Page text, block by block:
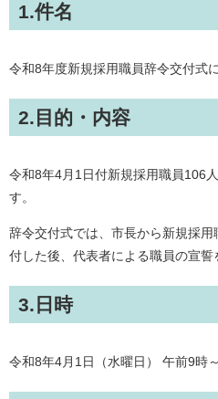
1.件名
令和8年度新規採用職員辞令交付式
2.目的・内容
令和8年4月1日付新規採用職員106
す。
辞令交付式では、市長から新規採
付した後、代表者による職員の宣誓
3.日時
令和8年4月1日（水曜日） 午前9時